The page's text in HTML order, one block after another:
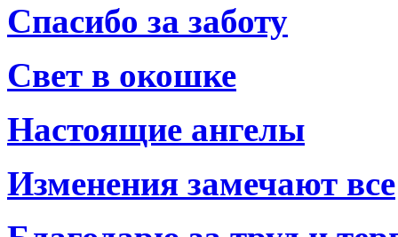
Спасибо за заботу
Свет в окошке
Настоящие ангелы
Изменения замечают все